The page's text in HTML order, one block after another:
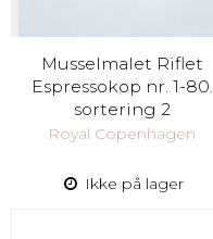
Musselmalet Riflet
Espressokop nr. 1-80.
sortering 2
Royal Copenhagen
Ikke på lager